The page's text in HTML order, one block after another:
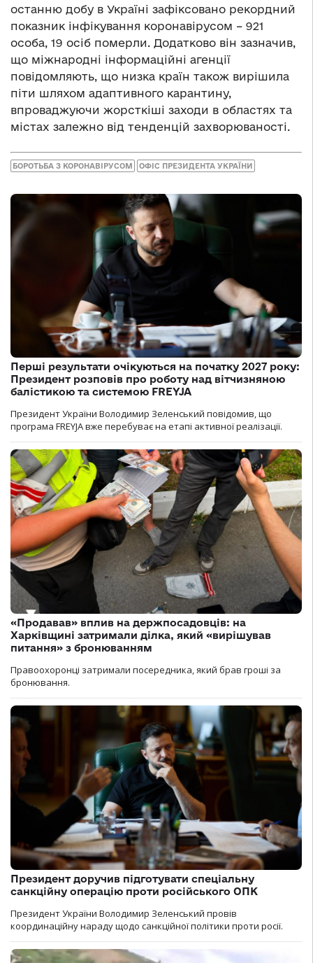
останню добу в Україні зафіксовано рекордний
показник інфікування коронавірусом – 921
особа, 19 осіб померли. Додатково він зазначив,
що міжнародні інформаційні агенції
повідомляють, що низка країн також вирішила
піти шляхом адаптивного карантину,
впроваджуючи жорсткіші заходи в областях та
містах залежно від тенденцій захворюваності.
БОРОТЬБА З КОРОНАВІРУСОМ ОФІС ПРЕЗИДЕНТА УКРАЇНИ
Перші результати очікуються на початку 2027 року:
Президент розповів про роботу над вітчизняною
балістикою та системою FREYJA
Президент України Володимир Зеленський повідомив, що
програма FREYJA вже перебуває на етапі активної реалізації.
«Продавав» вплив на держпосадовців: на
Харківщині затримали ділка, який «вирішував
питання» з бронюванням
Правоохоронці затримали посередника, який брав гроші за
бронювання.
Президент доручив підготувати спеціальну
санкційну операцію проти російського ОПК
Президент України Володимир Зеленський провів
координаційну нараду щодо санкційної політики проти росії.